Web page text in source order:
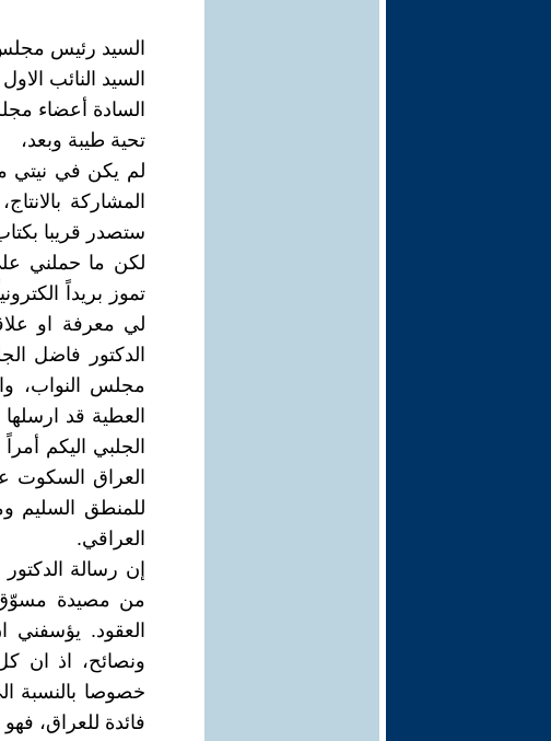
السيد رئيس
السيد النائب
السادة أعضاء
تحية طيبة وبعد،
لم يكن في نيتي
المشاركة
ستصدر قريبا بكتاب
تموز بريداً
لي معرفة او
الدكتور فاضل
مجلس النواب،
الجلبي اليكم
العراق السكوت
للمنطق السليم
العراقي.
إن رسالة
من مصيدة مسوّق
العقود.
ونصائح، اذ ان
خصوصا بالنسبة
فائدة للعراق،